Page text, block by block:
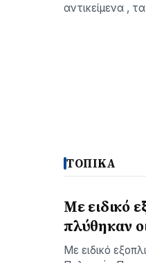
αντικείμενα ,
ΤΟΠΙΚΑ
Με ειδικό
πλύθηκαν
Με ειδικό